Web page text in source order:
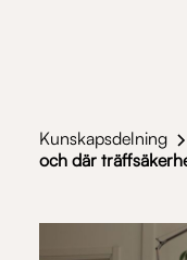
Kunskapsdelning
och där